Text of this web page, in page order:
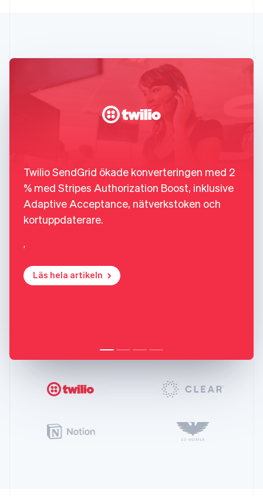
Twilio SendGrid ökade konverteringen med 2
% med Stripes Authorization Boost, inklusive
Adaptive Acceptance, nätverkstoken och
kortuppdaterare.
,
Läs hela artikeln